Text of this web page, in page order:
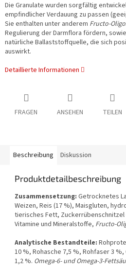
Die Granulate wurden sorgfältig
empfindlicher Verdauung zu passen
Sie enthalten unter anderem Fructo-
Regulierung der Darmflora fördern, sowie
natürliche Ballaststoffquelle, die sich
auswirkt.
Detaillierte Informationen
FRAGEN ANSEHEN TEILEN
Beschreibung Diskussion
Produktdetailbeschreibung
Zusammensetzung: Getrocknetes
Weizen, Reis (17 %), Maisgluten,
tierisches Fett, Zuckerrübenschnitzel
Vitamine und Mineralstoffe, Fructo-
Analytische Bestandteile:
10 %, Rohasche 7,5 %, Rohfaser 3
1,2 %. Omega-6- und Omega-3-